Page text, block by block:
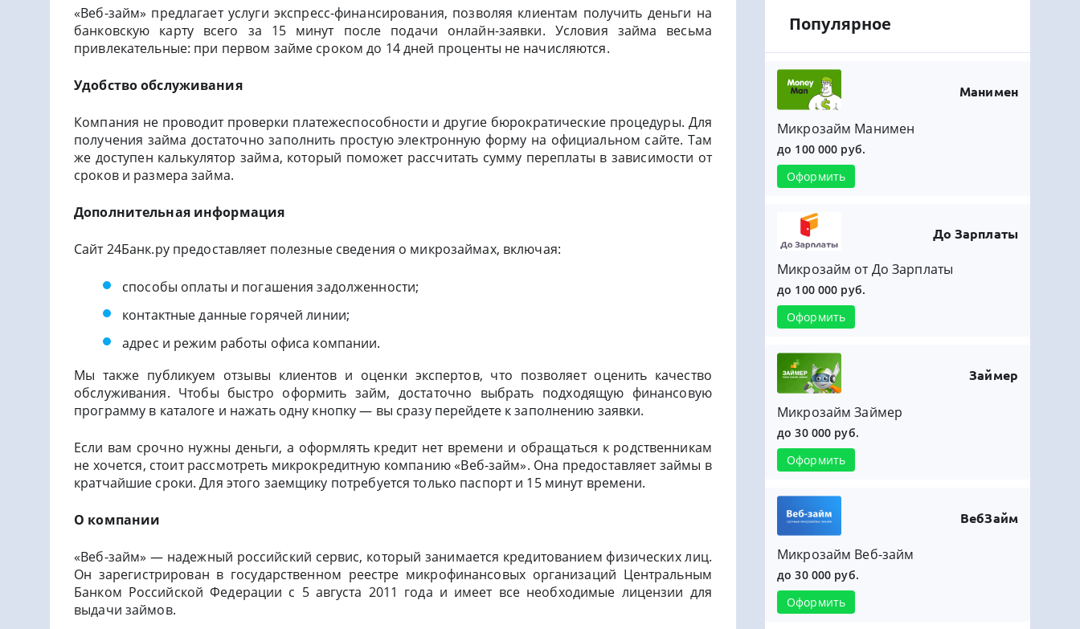
«Веб-займ» предлагает услуги экспресс-финансирования, позволяя клиентам получить деньги на
банковскую карту всего за 15 минут после подачи онлайн-заявки. Условия займа весьма
привлекательные: при первом займе сроком до 14 дней проценты не начисляются.
Удобство обслуживания
Компания не проводит проверки платежеспособности и другие бюрократические процедуры. Для
получения займа достаточно заполнить простую электронную форму на официальном сайте. Там
же доступен калькулятор займа, который поможет рассчитать сумму переплаты в зависимости от
сроков и размера займа.
Дополнительная информация
Сайт 24Банк.ру предоставляет полезные сведения о микрозаймах, включая:
способы оплаты и погашения задолженности;
контактные данные горячей линии;
адрес и режим работы офиса компании.
Мы также публикуем отзывы клиентов и оценки экспертов, что позволяет оценить качество
обслуживания. Чтобы быстро оформить займ, достаточно выбрать подходящую финансовую
программу в каталоге и нажать одну кнопку — вы сразу перейдете к заполнению заявки.
Если вам срочно нужны деньги, а оформлять кредит нет времени и обращаться к родственникам
не хочется, стоит рассмотреть микрокредитную компанию «Веб-займ». Она предоставляет займы в
кратчайшие сроки. Для этого заемщику потребуется только паспорт и 15 минут времени.
О компании
«Веб-займ» — надежный российский сервис, который занимается кредитованием физических лиц.
Он зарегистрирован в государственном реестре микрофинансовых организаций Центральным
Банком Российской Федерации с 5 августа 2011 года и имеет все необходимые лицензии для
выдачи займов.
Популярное
Манимен
Микрозайм Манимен
до 100 000 руб.
Оформить
До Зарплаты
Микрозайм от До Зарплаты
до 100 000 руб.
Оформить
Займер
Микрозайм Займер
до 30 000 руб.
Оформить
ВебЗайм
Микрозайм Веб-займ
до 30 000 руб.
Оформить